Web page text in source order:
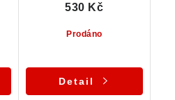
Prodáno
530 Kč
Detail